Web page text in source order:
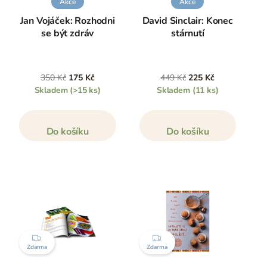
Jan Vojáček: Rozhodni
se být zdráv
350 Kč 175 Kč
Skladem (>15 ks)
Do košíku
David Sinclair: Konec
stárnutí
449 Kč 225 Kč
Skladem (11 ks)
Do košíku
ZDARMA
Zdarma
ZDARMA
Zdarma